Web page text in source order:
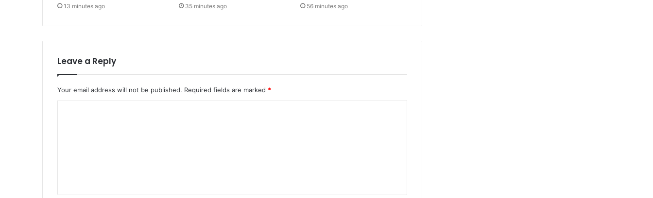
13 minutes ago 35 minutes ago 56 minutes ago
Leave a Reply
Your email address will not be published. Required fields are marked *